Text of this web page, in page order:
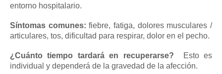
entorno hospitalario.
Síntomas comunes: fiebre, fatiga, dolores musculares /
articulares, tos, dificultad para respirar, dolor en el pecho.
¿Cuánto tiempo tardará en recuperarse?
Esto es
individual y dependerá de la gravedad de la afección.